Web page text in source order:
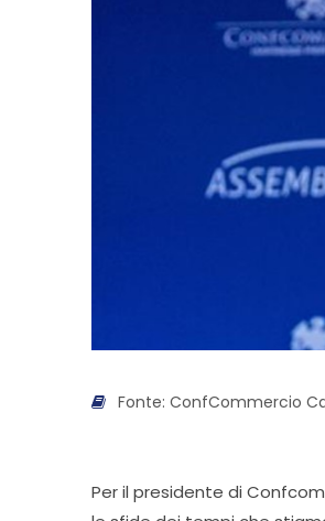
Fonte: ConfCommercio
Per il presidente di